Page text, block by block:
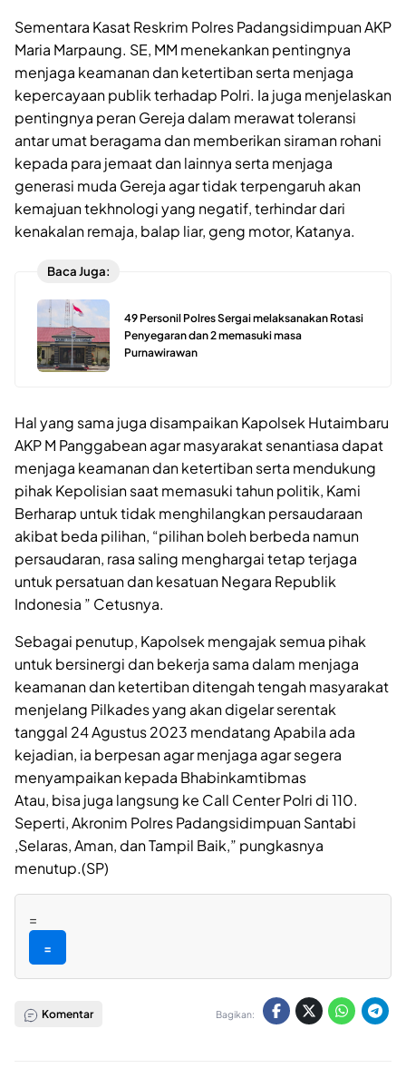
Sementara Kasat Reskrim Polres Padangsidimpuan AKP
Maria Marpaung. SE, MM menekankan pentingnya
menjaga keamanan dan ketertiban serta menjaga
kepercayaan publik terhadap Polri. Ia juga menjelaskan
pentingnya peran Gereja dalam merawat toleransi
antar umat beragama dan memberikan siraman rohani
kepada para jemaat dan lainnya serta menjaga
generasi muda Gereja agar tidak terpengaruh akan
kemajuan tekhnologi yang negatif, terhindar dari
kenakalan remaja, balap liar, geng motor, Katanya.
Baca Juga:
49 Personil Polres Sergai melaksanakan Rotasi
Penyegaran dan 2 memasuki masa
Purnawirawan
Hal yang sama juga disampaikan Kapolsek Hutaimbaru
AKP M Panggabean agar masyarakat senantiasa dapat
menjaga keamanan dan ketertiban serta mendukung
pihak Kepolisian saat memasuki tahun politik, Kami
Berharap untuk tidak menghilangkan persaudaraan
akibat beda pilihan, “pilihan boleh berbeda namun
persaudaran, rasa saling menghargai tetap terjaga
untuk persatuan dan kesatuan Negara Republik
Indonesia ” Cetusnya.
Sebagai penutup, Kapolsek mengajak semua pihak
untuk bersinergi dan bekerja sama dalam menjaga
keamanan dan ketertiban ditengah tengah masyarakat
menjelang Pilkades yang akan digelar serentak
tanggal 24 Agustus 2023 mendatang Apabila ada
kejadian, ia berpesan agar menjaga agar segera
menyampaikan kepada Bhabinkamtibmas
Atau, bisa juga langsung ke Call Center Polri di 110.
Seperti, Akronim Polres Padangsidimpuan Santabi
,Selaras, Aman, dan Tampil Baik,” pungkasnya
menutup.(SP)
=
=
Komentar Bagikan: